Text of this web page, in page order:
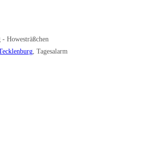
- Howesträßchen
, Tagesalarm